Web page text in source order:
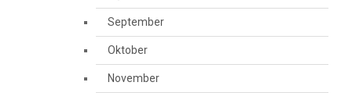
September
Oktober
November